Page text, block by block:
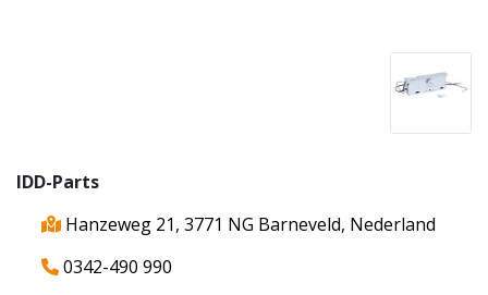
IDD-Parts
Hanzeweg 21, 3771 NG Barneveld, Nederland
0342-490 990